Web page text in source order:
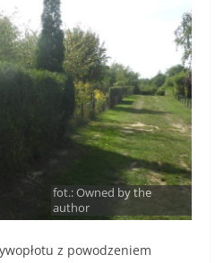
fot.: Owned by the
author
z powodzeniem